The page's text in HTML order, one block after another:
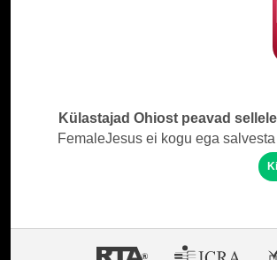
Külastajad Ohiost peavad
FemaleJesus ei kogu ega